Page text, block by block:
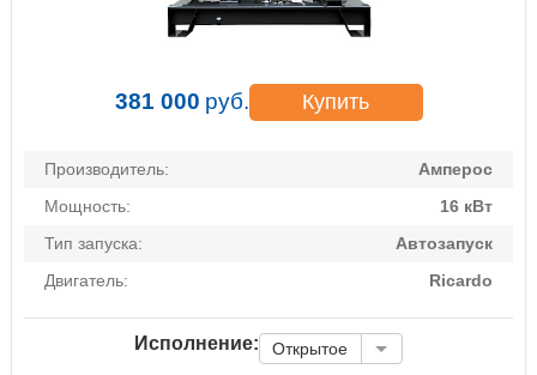
381 000 руб. Купить
Производитель:
Амперос
Мощность:
16 кВт
Тип запуска:
Автозапуск
Двигатель:
Ricardo
Исполнение: Открытое